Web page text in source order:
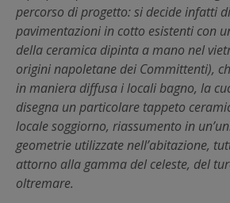
percorso di progetto: si decide infatti
pavimentazioni in cotto esistenti con
della ceramica dipinta a mano nel
origini napoletane dei Committenti),
in maniera diffusa i locali bagno, la
disegna un particolare tappeto
locale soggiorno, riassumento in
geometrie utilizzate nell’abitazione,
attorno alla gamma del celeste, del
oltremare.